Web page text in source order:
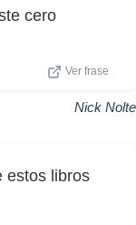
cero
Ver frase
Nick Nolte
estos libros